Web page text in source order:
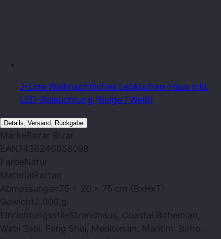
J-Line Weihnachtliches Lebkuchen-Haus inkl.
LED-Beleuchtung (Beige / Weiß)
Details, Versand, Rückgabe
MarkeBazar Bizar
EAN7438246058098
FarbeNatur
MaterialRattan
Abmessungen75 x 20 x 75 cm (BxHxT)
Gewicht2.000 g
EinrichtungsstileStrandhaus, Coastal Bohemian,
Wabi Sabi, Feng Shui, Mediterran, Maritim, Boho,